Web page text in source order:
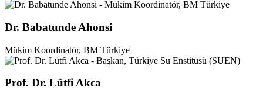
Dr. Babatunde Ahonsi
Mükim Koordinatör, BM Türkiye
Prof. Dr. Lütfi Akca